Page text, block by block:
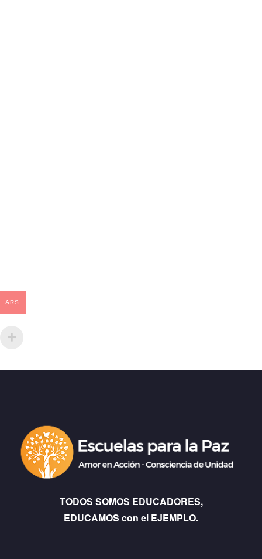
TODOS SOMOS EDUCADORES,
EDUCAMOS con el EJEMPLO.
ARS